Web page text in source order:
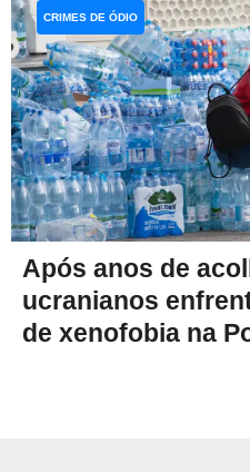
Após anos de
ucranianos
de xenofobia na
CRIMES DE ÓDIO